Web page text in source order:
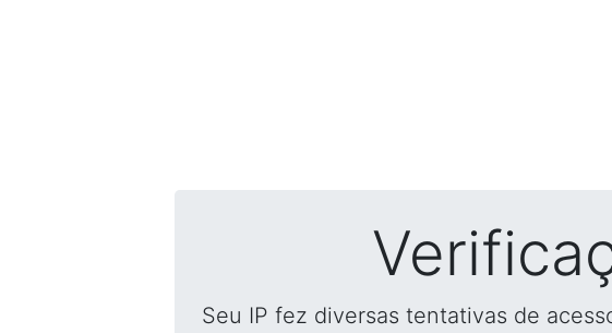
Seu IP fez diversas tentativas de